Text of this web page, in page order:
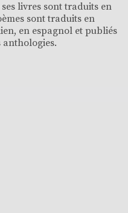
livres sont traduits en
sont traduits en
en espagnol et publiés
anthologies.